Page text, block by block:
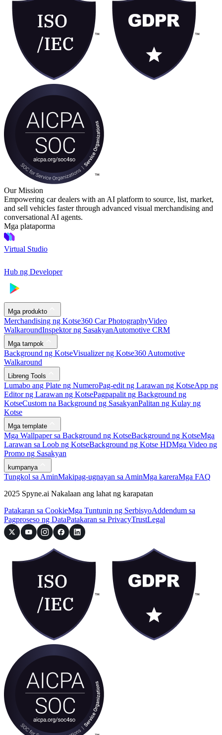
Our Mission
Empowering car dealers with an AI platform to source, list, market,
and sell vehicles faster through advanced visual merchandising and
conversational AI agents.
Mga plataporma
Virtual Studio
Hub ng Developer
Mga produkto
Merchandising ng Kotse360 Car PhotographyVideo
WalkaroundInspektor ng SasakyanAutomotive CRM
Mga tampok
Background ng KotseVisualizer ng Kotse360 Automotive
Walkaround
Libreng Tools
Lumabo ang Plate ng NumeroPag-edit ng Larawan ng KotseApp ng
Editor ng Larawan ng KotsePagpapalit ng Background ng
KotseCustom na Background ng SasakyanPalitan ng Kulay ng
Kotse
Mga template
Mga Wallpaper sa Background ng KotseBackground ng KotseMga
Larawan sa Loob ng KotseBackground ng Kotse HDMga Video ng
Promo ng Sasakyan
kumpanya
Tungkol sa AminMakipag-ugnayan sa AminMga kareraMga FAQ
2025 Spyne.ai Nakalaan ang lahat ng karapatan
Patakaran sa CookieMga Tuntunin ng SerbisyoAddendum sa
Pagproseso ng DataPatakaran sa PrivacyTrustLegal